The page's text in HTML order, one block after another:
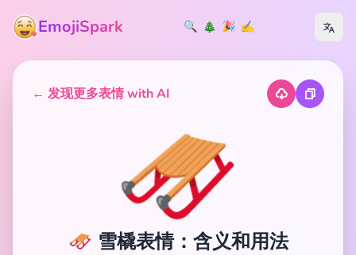
EmojiSpark 🔍 🎄 🎉 ✍️
← 发现更多表情 with AI
🛷
🛷 雪橇表情：含义和用法